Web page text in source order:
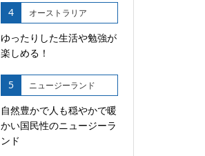
4 オーストラリア
ゆったりした生活や勉強が
楽しめる！
5 ニュージーランド
自然豊かで人も穏やかで暖
かい国民性のニュージーラ
ンド